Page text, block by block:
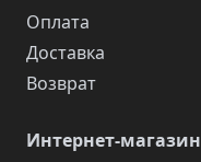
Оплата
Доставка
Возврат
Интернет-магазин